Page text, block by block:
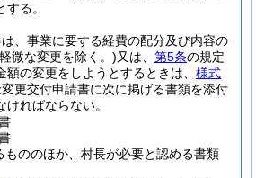
る。
、事業に要する経費の配分及び内容の
微な変更を除く。)又は、 第5条の規定
額の変更をしようとするときは、 様式
更交付申請書に次に掲げる書類を添付
ければならない。
もののほか、村長が必要と認める書類